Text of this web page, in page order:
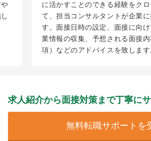
に活かすことのできる経験をク
て、担当コンサルタントが企業
す。面接日時の設定、面接に向
業情報の収集、予想される面接
項）などのアドバイスを致します
求人紹介から面接対策まで丁寧に
無料転職サポートを